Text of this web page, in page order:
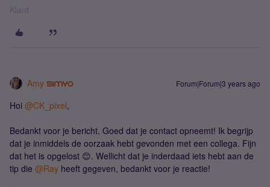
Klant
Amy Forum|Forum|3 years ago
Hoi @CK_pixel,
Bedankt voor je bericht. Goed dat je contact opneemt! Ik begrijp
dat je inmiddels de oorzaak hebt gevonden met een collega. Fijn
dat het is opgelost 😊. Wellicht dat je inderdaad iets hebt aan de
tip die @Ray heeft gegeven, bedankt voor je reactie!